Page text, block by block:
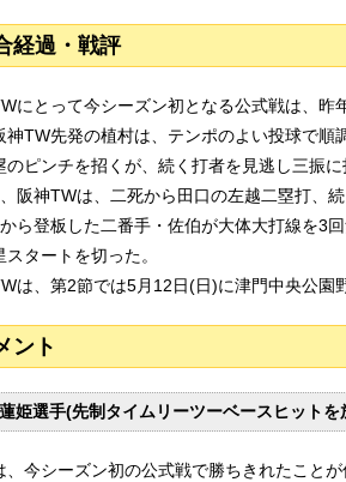
経過・戦評
にとって今シーズン初となる公式戦は、
神TW先発の植村は、テンポのよい投球で順
のピンチを招くが、続く打者を見逃し三振
阪神TWは、二死から田口の左越二塁打、
ら登板した二番手・佐伯が大体大打線を3
スタートを切った。
は、第2節では5月12日(日)に津門中央公園
ント
姫選手(先制タイムリーツーベースヒットを
、今シーズン初の公式戦で勝ちきれたことが